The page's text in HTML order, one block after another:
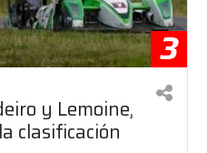
3
y Lemoine,
clasificación